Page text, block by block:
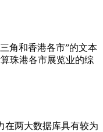
角和香港各市”的文本
珠港各市展览业的综
两大数据库具有较为